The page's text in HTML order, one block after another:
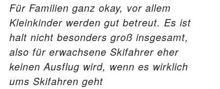
Für Familien ganz okay, vor allem
Kleinkinder werden gut betreut. Es ist
halt nicht besonders groß insgesamt,
also für erwachsene Skifahrer eher
keinen Ausflug wird, wenn es wirklich
ums Skifahren geht